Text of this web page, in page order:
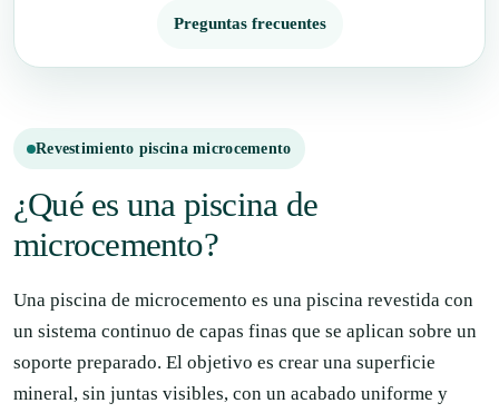
Preguntas frecuentes
Revestimiento piscina microcemento
¿Qué es una piscina de
microcemento?
Una piscina de microcemento es una piscina revestida con
un sistema continuo de capas finas que se aplican sobre un
soporte preparado. El objetivo es crear una superficie
mineral, sin juntas visibles, con un acabado uniforme y